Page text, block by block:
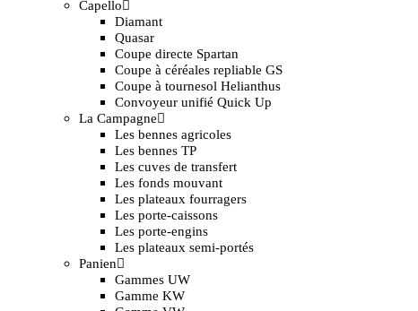
Capello
Diamant
Quasar
Coupe directe Spartan
Coupe à céréales repliable GS
Coupe à tournesol Helianthus
Convoyeur unifié Quick Up
La Campagne
Les bennes agricoles
Les bennes TP
Les cuves de transfert
Les fonds mouvant
Les plateaux fourragers
Les porte-caissons
Les porte-engins
Les plateaux semi-portés
Panien
Gammes UW
Gamme KW